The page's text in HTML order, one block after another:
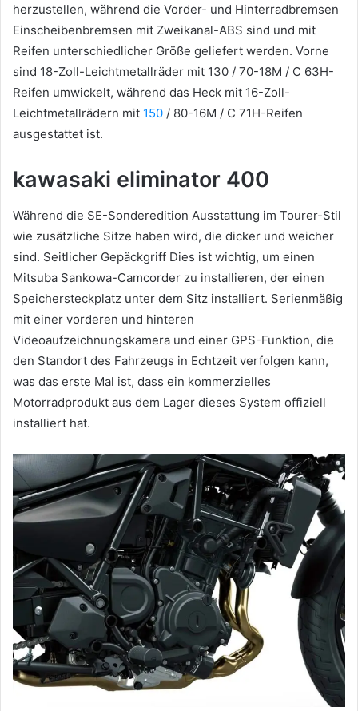
herzustellen, während die Vorder- und Hinterradbremsen
Einscheibenbremsen mit Zweikanal-ABS sind und mit
Reifen unterschiedlicher Größe geliefert werden. Vorne
sind 18-Zoll-Leichtmetallräder mit 130 / 70-18M / C 63H-
Reifen umwickelt, während das Heck mit 16-Zoll-
Leichtmetallrädern mit 150 / 80-16M / C 71H-Reifen
ausgestattet ist.
kawasaki eliminator 400
Während die SE-Sonderedition Ausstattung im Tourer-Stil
wie zusätzliche Sitze haben wird, die dicker und weicher
sind. Seitlicher Gepäckgriff Dies ist wichtig, um einen
Mitsuba Sankowa-Camcorder zu installieren, der einen
Speichersteckplatz unter dem Sitz installiert. Serienmäßig
mit einer vorderen und hinteren
Videoaufzeichnungskamera und einer GPS-Funktion, die
den Standort des Fahrzeugs in Echtzeit verfolgen kann,
was das erste Mal ist, dass ein kommerzielles
Motorradprodukt aus dem Lager dieses System offiziell
installiert hat.